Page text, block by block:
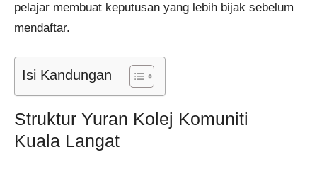
pelajar membuat keputusan yang lebih bijak sebelum
mendaftar.
Isi Kandungan
Struktur Yuran Kolej Komuniti
Kuala Langat